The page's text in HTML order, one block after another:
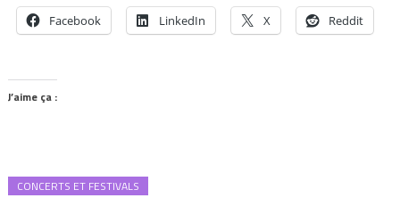
Facebook LinkedIn X Reddit
J’aime ça :
CONCERTS ET FESTIVALS